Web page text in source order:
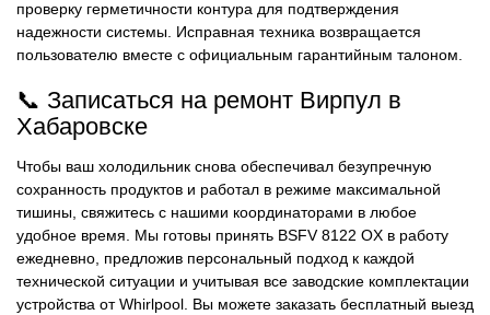
проверку герметичности контура для подтверждения
надежности системы. Исправная техника возвращается
пользователю вместе с официальным гарантийным талоном.
📞 Записаться на ремонт Вирпул в
Хабаровске
Чтобы ваш холодильник снова обеспечивал безупречную
сохранность продуктов и работал в режиме максимальной
тишины, свяжитесь с нашими координаторами в любое
удобное время. Мы готовы принять BSFV 8122 OX в работу
ежедневно, предложив персональный подход к каждой
технической ситуации и учитывая все заводские комплектации
устройства от Whirlpool. Вы можете заказать бесплатный выезд